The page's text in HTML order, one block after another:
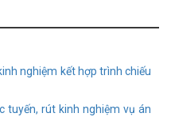
nghiệm kết hợp trình chiếu
tuyến, rút kinh nghiệm vụ án